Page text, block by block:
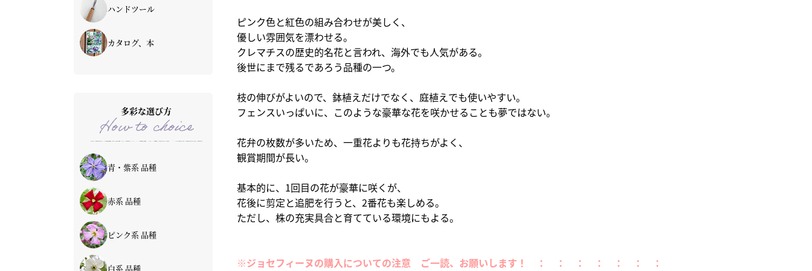
ハンドツール
カタログ、本
多彩な選び方
How to choice
青・紫系 品種
赤系 品種
ピンク系 品種
白系 品種
ピンク色と紅色の組み合わせが美しく、
優しい雰囲気を漂わせる。
クレマチスの歴史的名花と言われ、海外でも人気がある。
後世にまで残るであろう品種の一つ。
枝の伸びがよいので、鉢植えだけでなく、庭植えでも使いやすい。
フェンスいっぱいに、このような豪華な花を咲かせることも夢ではない。
花弁の枚数が多いため、一重花よりも花持ちがよく、
観賞期間が長い。
基本的に、1回目の花が豪華に咲くが、
花後に剪定と追肥を行うと、2番花も楽しめる。
ただし、株の充実具合と育てている環境にもよる。
※ジョセフィーヌの購入についての注意 ご一読、お願いします！ ： ： ： ： ： ： ：